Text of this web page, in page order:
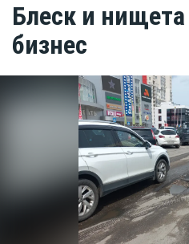
Блеск и
бизнес